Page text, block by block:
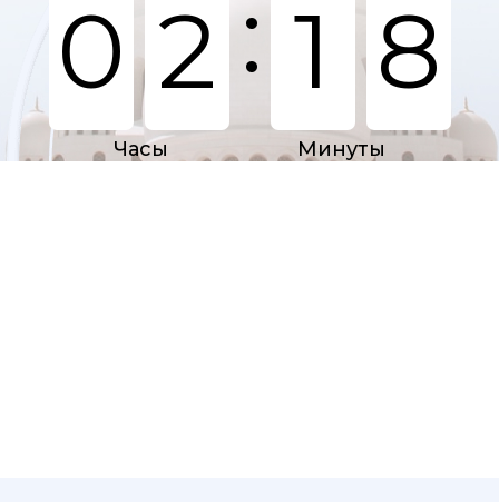
0 2 : 1 8
Часы Минуты